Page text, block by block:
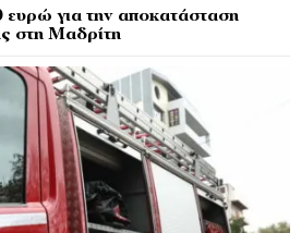
για την αποκατάσταση
στη Μαδρίτη